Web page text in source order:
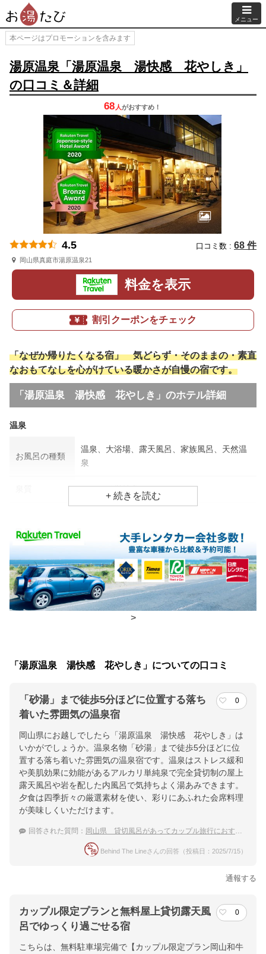
メニュー
本ページはプロモーションを含みます
湯原温泉「湯原温泉 湯快感 花やしき」
の口コミ＆詳細
68 人がおすすめ！
4.5 口コミ数 : 68 件
岡山県真庭市湯原温泉21
料金を表示
割引クーポンをチェック
「なぜか帰りたくなる宿」 気どらず・そのままの・素直
なおもてなしを心がけている暖かさが自慢の宿です。
「湯原温泉 湯快感 花やしき」のホテル詳細
温泉
お風呂の種類
温泉、大浴場、露天風呂、家族風呂、天然温
泉
アルカリ単純泉
食事場所
朝食 食事処
夕食 食事処
米子自動車道湯原ＩＣより車で５分。湯原温泉名物露天風呂「砂
湯」まで徒歩5分。
提供：楽天トラベル
楽天トラベルで
ホテル詳細を詳しく見る
>
「湯原温泉 湯快感 花やしき」についての口コミ
「砂湯」まで徒歩5分ほどに位置する落ち
着いた雰囲気の温泉宿
0
岡山県にお越しでしたら「湯原温泉 湯快感 花やしき」は
いかがでしょうか。温泉名物「砂湯」まで徒歩5分ほどに位
置する落ち着いた雰囲気の温泉宿です。温泉はストレス緩和
や美肌効果に効能があるアルカリ単純泉で完全貸切制の屋上
露天風呂や岩を配した内風呂で気持ちよく湯あみできます。
夕食は四季折々の厳選素材を使い、彩りにあふれた会席料理
が美味しくいただけます。
回答された質問： 岡山県 貸切風呂があってカップル旅行におすすめの温泉宿
Behind The Lineさんの回答（投稿日：2025/7/15）
通報する
カップル限定プランと無料屋上貸切露天風
呂でゆっくり過ごせる宿
0
こちらは、無料駐車場完備で【カップル限定プラン岡山和牛